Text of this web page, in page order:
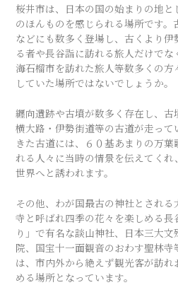
桜井市は、日本の国の始まりの地
のほんものを感じられる場所です
などにも数多く登場し、古くより
る者や長谷詣に訪れる旅人だけで
海石榴市を訪れた旅人等数多くの
していた場所ではないでしょうか。
纒向遺跡や古墳が数多く存在し、
横大路・伊勢街道等の古道が走って
きた古道には、６０基あまりの万
れる人々に当時の情景を伝えてく
世界へと誘われます。
その他、わが国最古の神社とされ
寺と呼ばれ四季の花々を楽しめる
り」で有名な談山神社、日本三大
院、国宝十一面観音のおわす聖林
は、市内外から絶えず観光客が訪
める場所となっています。